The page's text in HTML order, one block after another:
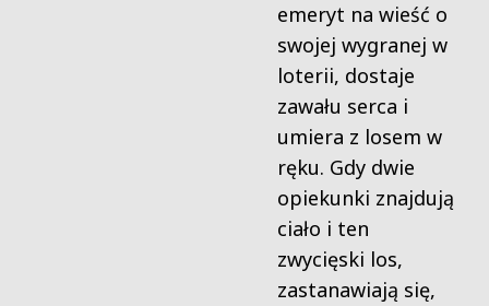
emeryt na wieść o
swojej wygranej w
loterii, dostaje
zawału serca i
umiera z losem w
ręku. Gdy dwie
opiekunki znajdują
ciało i ten
zwycięski los,
zastanawiają się,